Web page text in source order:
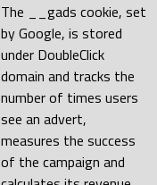
The __gads cookie, set
by Google, is stored
under DoubleClick
domain and tracks the
number of times users
see an advert,
measures the success
of the campaign and